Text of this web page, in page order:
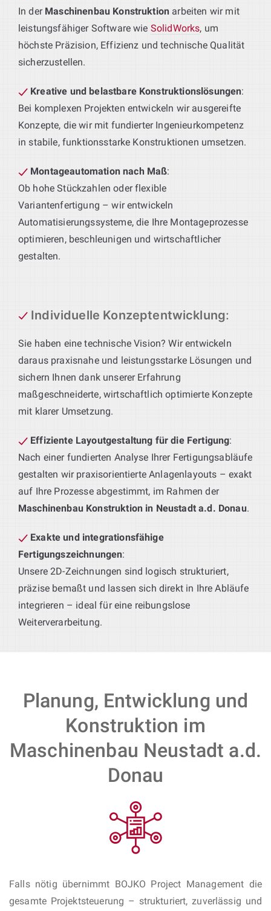
In der Maschinenbau Konstruktion arbeiten wir mit
leistungsfähiger Software wie SolidWorks, um
höchste Präzision, Effizienz und technische Qualität
sicherzustellen.
Kreative und belastbare Konstruktionslösungen:
Bei komplexen Projekten entwickeln wir ausgereifte
Konzepte, die wir mit fundierter Ingenieurkompetenz
in stabile, funktionsstarke Konstruktionen umsetzen.
Montageautomation nach Maß:
Ob hohe Stückzahlen oder flexible
Variantenfertigung – wir entwickeln
Automatisierungssysteme, die Ihre Montageprozesse
optimieren, beschleunigen und wirtschaftlicher
gestalten.
Individuelle Konzeptentwicklung:
Sie haben eine technische Vision? Wir entwickeln
daraus praxisnahe und leistungsstarke Lösungen und
sichern Ihnen dank unserer Erfahrung
maßgeschneiderte, wirtschaftlich optimierte Konzepte
mit klarer Umsetzung.
Effiziente Layoutgestaltung für die Fertigung:
Nach einer fundierten Analyse Ihrer Fertigungsabläufe
gestalten wir praxisorientierte Anlagenlayouts – exakt
auf Ihre Prozesse abgestimmt, im Rahmen der
Maschinenbau Konstruktion in Neustadt a.d. Donau.
Exakte und integrationsfähige
Fertigungszeichnungen:
Unsere 2D-Zeichnungen sind logisch strukturiert,
präzise bemaßt und lassen sich direkt in Ihre Abläufe
integrieren – ideal für eine reibungslose
Weiterverarbeitung.
Planung, Entwicklung und
Konstruktion im
Maschinenbau Neustadt a.d.
Donau
Falls nötig übernimmt BOJKO Project Management die
gesamte Projektsteuerung – strukturiert, zuverlässig und